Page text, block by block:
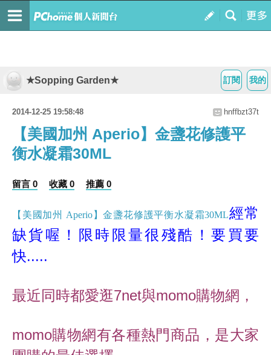
我的
訂閱
★Sopping Garden★
2014-12-25 19:58:48 hnffbzt37t
【美國加州 Aperio】金盞花修護平
衡水凝霜30ML
留言 0 收藏 0 推薦 0
【美國加州 Aperio】金盞花修護平衡水凝霜30ML經常
缺貨喔！限時限量很殘酷！要買要
快.....
最近同時都愛逛7net與momo購物網，
momo購物網有各種熱門商品，是大家